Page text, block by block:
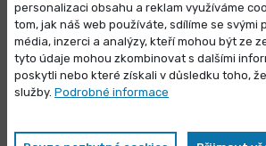
7,075 Kč
8,561 Kč s DPH
Vybrat
personalizaci obsahu a reklam využíváme
tom, jak náš web používáte, sdílíme se svými
média, inzerci a analýzy, kteří mohou být ze
tyto údaje mohou zkombinovat s dalšími
poskytli nebo které získali v důsledku toho,
služby. Podrobné informace
Výprodej
Vybrané produkty nyní